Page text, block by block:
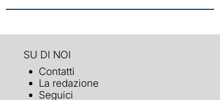
SU DI NOI
Contatti
La redazione
Seguici